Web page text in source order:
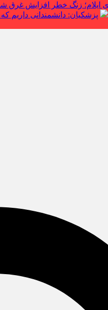
ایلام؛ زنگ خطر افزایش غرق
پزشکیان: دانشمندانی داریم